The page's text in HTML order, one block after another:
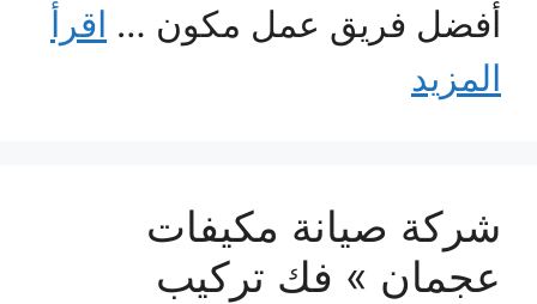
أفضل فريق عمل مكون … اقرأ
المزيد
شركة صيانة مكيفات
عجمان » فك تركيب